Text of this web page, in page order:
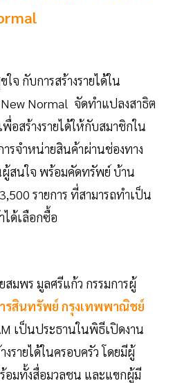
จ กับการสร้างรายได้ใน
Normal จัดทำแปลงสาธิต
พื่อสร้างรายได้ให้กับสมาชิกใน
ารจำหน่ายสินค้าผ่านช่องทาง
สนใจ พร้อมคัดทรัพย์ บ้าน
รายการ ที่สามารถทำเป็น
ได้เลือกซื้อ
มพร มูลศรีแก้ว กรรมการผู้
รสินทรัพย์ กรุงเทพพาณิชย์
เป็นประธานในพิธีเปิดงาน
รายได้ในครอบครัว โดยมีผู้
อมทั้งสื่อมวลชน และแขกผู้มี